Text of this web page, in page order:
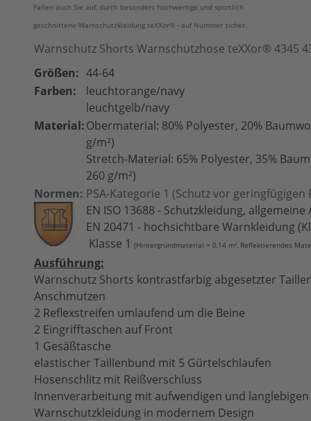
Fallen auch Sie auf, durch besonders hochwertige und sportlich
geschnittene Warnschutzkleidung teXXor® - auf Nummer sicher.
Warnschutz Shorts Warnschutzhose teXXor® 4345
Größen: 44-64
Farben:
leuchtorange/navy
leuchtgelb/navy
Material:Obermaterial: 80% Polyester, 20%
g/m²)
Stretch-Material: 65% Polyester, 35%
260 g/m²)
Normen: PSA-Kategorie 1 (Schutz vor geringfügigen
EN ISO 13688 - Schutzkleidung,
EN 20471 - hochsichtbare Warnkleidung
Klasse 1 (Hintergrundmaterial = 0,14 m², Reflektierendes
Ausführung:
Warnschutz Shorts kontrastfarbig abgesetzter
Anschmutzen
2 Reflexstreifen umlaufend um die Beine
2 Eingrifftaschen auf Front
1 Gesäßtasche
elastischer Taillenbund mit 5 Gürtelschlaufen
Hosenschlitz mit Reißverschluss
Innenverarbeitung mit aufwendigen und
Warnschutzkleidung in modernem Design